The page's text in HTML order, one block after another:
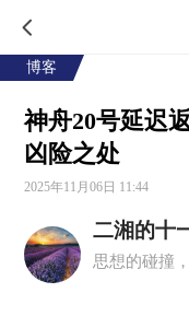
博客
神舟20号延迟
凶险之处
2025年11月06日 11:44
二湘的十